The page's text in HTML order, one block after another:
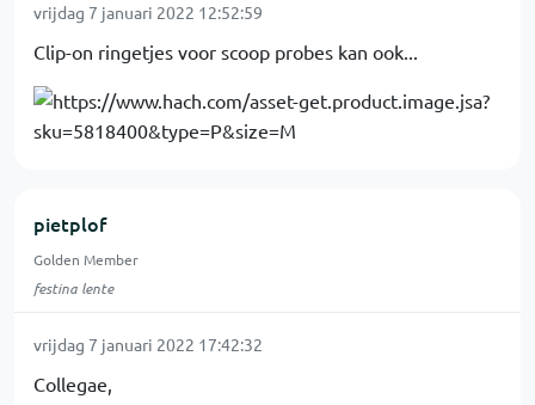
vrijdag 7 januari 2022 12:52:59
Clip-on ringetjes voor scoop probes kan ook...
pietplof
Golden Member
festina lente
vrijdag 7 januari 2022 17:42:32
Collegae,